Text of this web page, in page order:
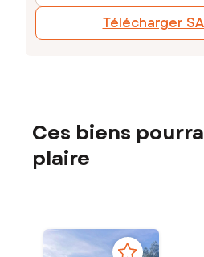
Télécharger
Ces biens
plaire